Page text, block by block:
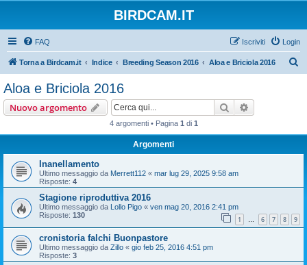
BIRDCAM.IT
FAQ Login
Iscriviti
Torna a Birdcam.it Indice Breeding Season 2016 Aloa e Briciola 2016
Aloa e Briciola 2016
Nuovo argomento Cerca
4 argomenti • Pagina 1 di 1
Argomenti
Inanellamento
Ultimo messaggio da Merrett112 « mar lug 29, 2025 9:58 am
Risposte: 4
Stagione riproduttiva 2016
Ultimo messaggio da Lollo Pigo « ven mag 20, 2016 2:41 pm
Risposte: 130 1 … 6 7 8 9
cronistoria falchi Buonpastore
Ultimo messaggio da Zillo « gio feb 25, 2016 4:51 pm
Risposte: 3